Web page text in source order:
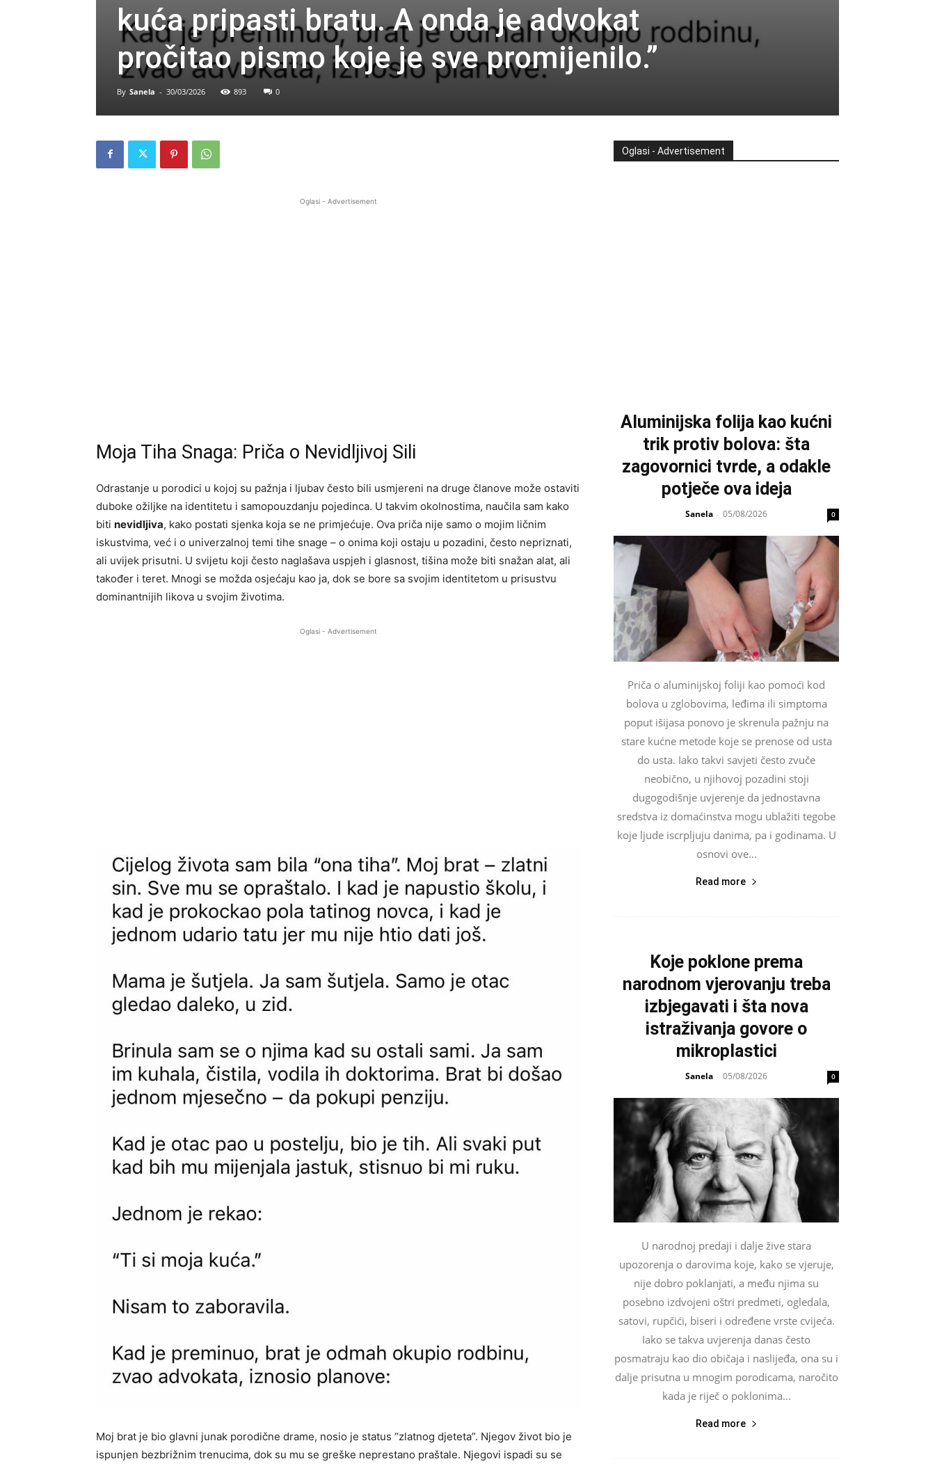
kuća pripasti bratu. A onda je advokat
pročitao pismo koje je sve promijenilo.”
By Sanela - 30/03/2026 893 0
Oglasi - Advertisement
Moja Tiha Snaga: Priča o Nevidljivoj Sili
Odrastanje u porodici u kojoj su pažnja i ljubav često bili usmjereni na druge članove može ostaviti
duboke ožiljke na identitetu i samopouzdanju pojedinca. U takvim okolnostima, naučila sam kako
biti nevidljiva, kako postati sjenka koja se ne primjećuje. Ova priča nije samo o mojim ličnim
iskustvima, već i o univerzalnoj temi tihe snage – o onima koji ostaju u pozadini, često nepriznati,
ali uvijek prisutni. U svijetu koji često naglašava uspjeh i glasnost, tišina može biti snažan alat, ali
također i teret. Mnogi se možda osjećaju kao ja, dok se bore sa svojim identitetom u prisustvu
dominantnijih likova u svojim životima.
Oglasi - Advertisement
Moj brat je bio glavni junak porodične drame, nosio je status “zlatnog djeteta”. Njegov život bio je
ispunjen bezbrižnim trenucima, dok su mu se greške neprestano praštale. Njegovi ispadi su se
Oglasi - Advertisement
Aluminijska folija kao kućni
trik protiv bolova: šta
zagovornici tvrde, a odakle
potječe ova ideja
Sanela - 05/08/2026 0
Priča o aluminijskoj foliji kao pomoći kod
bolova u zglobovima, leđima ili simptoma
poput išijasa ponovo je skrenula pažnju na
stare kućne metode koje se prenose od usta
do usta. Iako takvi savjeti često zvuče
neobično, u njihovoj pozadini stoji
dugogodišnje uvjerenje da jednostavna
sredstva iz domaćinstva mogu ublažiti tegobe
koje ljude iscrpljuju danima, pa i godinama. U
osnovi ove...
Read more
Koje poklone prema
narodnom vjerovanju treba
izbjegavati i šta nova
istraživanja govore o
mikroplastici
Sanela - 05/08/2026 0
U narodnoj predaji i dalje žive stara
upozorenja o darovima koje, kako se vjeruje,
nije dobro poklanjati, a među njima su
posebno izdvojeni oštri predmeti, ogledala,
satovi, rupčići, biseri i određene vrste cvijeća.
Iako se takva uvjerenja danas često
posmatraju kao dio običaja i naslijeđa, ona su i
dalje prisutna u mnogim porodicama, naročito
kada je riječ o poklonima...
Read more